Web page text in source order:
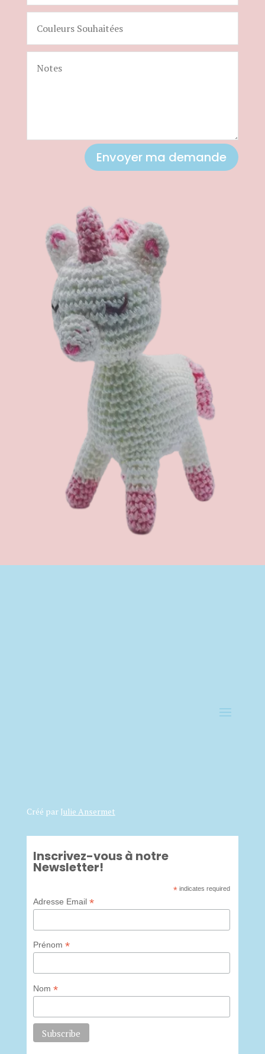
Envoyer ma demande
Créé par Julie Ansermet
Inscrivez-vous à notre
Newsletter!
* indicates required
Adresse Email *
Prénom *
Nom *